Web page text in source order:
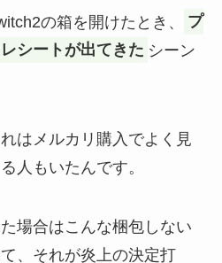
の箱を開けたとき、
プ
シートが出てきた シーン
はメルカリ購入でよく見
人もいたんです。
場合はこんな梱包しない
、それが炎上の決定打